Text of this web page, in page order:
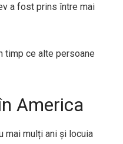
a fost prins între mai
timp ce alte persoane
America
mai mulți ani și locuia